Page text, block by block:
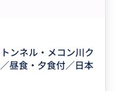
ンネル・メコン川ク
昼食・夕食付／日本